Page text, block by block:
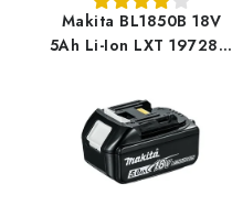
Makita BL1850B 18V
5Ah Li-Ion LXT 197280-